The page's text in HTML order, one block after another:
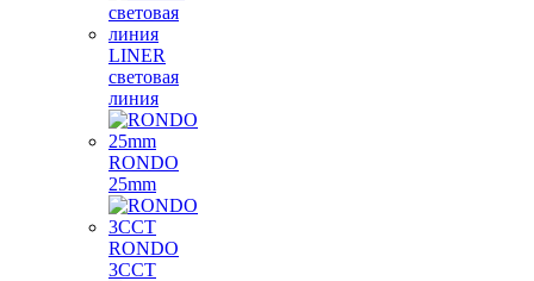
LINER
световая
линия
RONDO
25mm
RONDO
3CCT